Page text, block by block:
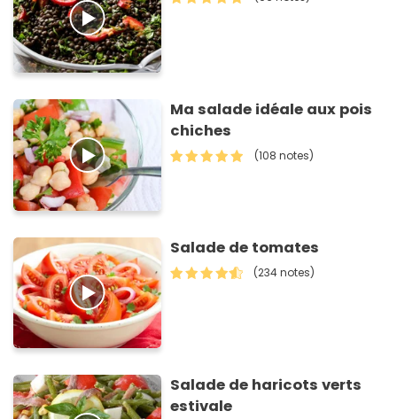
Ma salade idéale aux pois
chiches
(108 notes)
Salade de tomates
(234 notes)
Salade de haricots verts
estivale